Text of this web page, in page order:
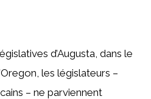
d’Augusta, dans le
les législateurs –
– ne parviennent